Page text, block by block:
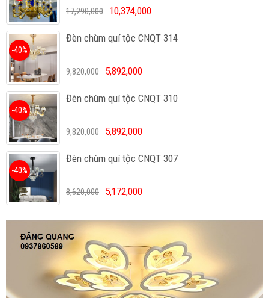
17,290,000 10,374,000
Đèn chùm quí tộc CNQT 314
-40%
9,820,000 5,892,000
Đèn chùm quí tộc CNQT 310
-40%
9,820,000 5,892,000
Đèn chùm quí tộc CNQT 307
-40%
8,620,000 5,172,000